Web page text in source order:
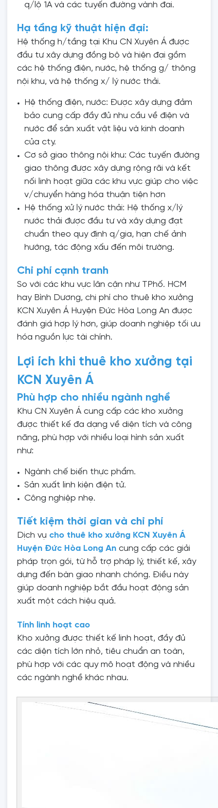
q/lộ 1A và các tuyến đường vành đai.
Hạ tầng kỹ thuật hiện đại:
Hệ thống h/tầng tại Khu CN Xuyên Á được
đầu tư xây dựng đồng bộ và hiện đại gồm
các hệ thống điện, nước, hệ thống g/ thông
nội khu, và hệ thống x/ lý nước thải.
Hệ thống điện, nước: Được xây dựng đảm
bảo cung cấp đầy đủ nhu cầu về điện và
nước để sản xuất vật liệu và kinh doanh
của cty.
Cơ sở giao thông nội khu: Các tuyến đường
giao thông được xây dựng rộng rãi và kết
nối linh hoạt giữa các khu vực giúp cho việc
v/chuyển hàng hóa thuận tiện hơn
Hệ thống xử lý nước thải: Hệ thống x/lý
nước thải được đầu tư và xây dựng đạt
chuẩn theo quy định q/gia, hạn chế ảnh
hướng, tác động xấu đến môi trường.
Chi phí cạnh tranh
So với các khu vực lân cận như TPhố. HCM
hay Bình Dương, chi phí cho thuê kho xưởng
KCN Xuyên Á Huyện Đức Hòa Long An được
đánh giá hợp lý hơn, giúp doanh nghiệp tối ưu
hóa nguồn lực tài chính.
Lợi ích khi thuê kho xưởng tại
KCN Xuyên Á
Phù hợp cho nhiều ngành nghề
Khu CN Xuyên Á cung cấp các kho xưởng
được thiết kế đa dạng về diện tích và công
năng, phù hợp với nhiều loại hình sản xuất
như:
Ngành chế biến thực phẩm.
Sản xuất linh kiện điện tử.
Công nghiệp nhẹ.
Tiết kiệm thời gian và chi phí
Dịch vụ cho thuê kho xưởng KCN Xuyên Á
Huyện Đức Hòa Long An cung cấp các giải
pháp trọn gói, từ hỗ trợ pháp lý, thiết kế, xây
dựng đến bàn giao nhanh chóng. Điều này
giúp doanh nghiệp bắt đầu hoạt động sản
xuất một cách hiệu quả.
Tính linh hoạt cao
Kho xưởng được thiết kế linh hoạt, đầy đủ
các diện tích lớn nhỏ, tiêu chuẩn an toàn,
phù hợp với các quy mô hoạt động và nhiều
các ngành nghề khác nhau.